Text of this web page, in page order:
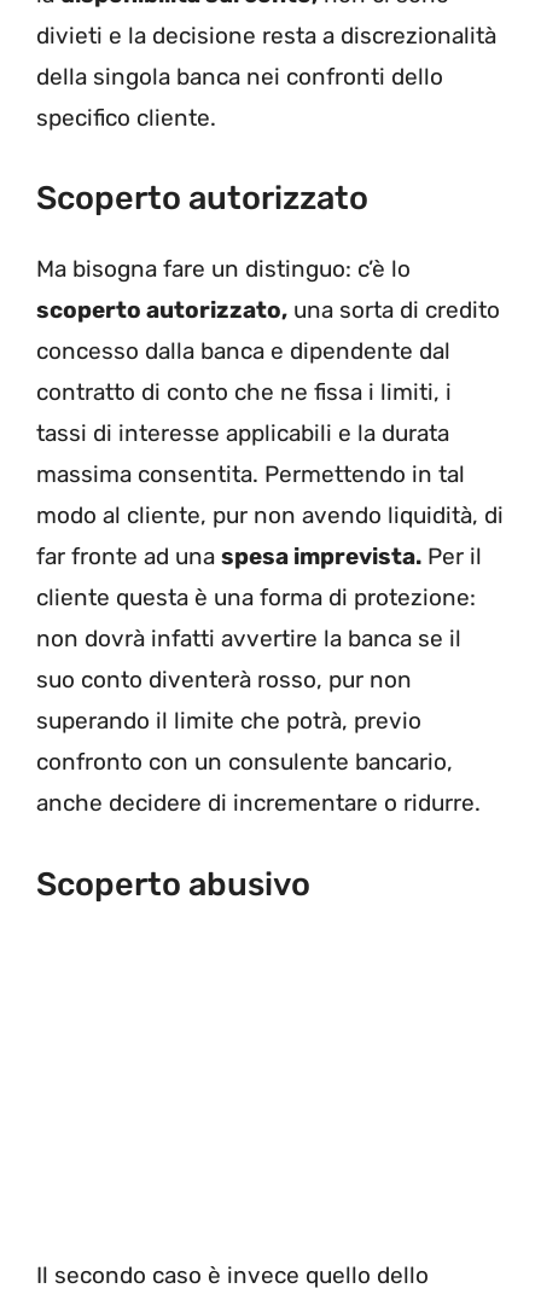
divieti e la decisione resta a discrezionalità
della singola banca nei confronti dello
specifico cliente.
Scoperto autorizzato
Ma bisogna fare un distinguo: c’è lo
scoperto autorizzato, una sorta di credito
concesso dalla banca e dipendente dal
contratto di conto che ne fissa i limiti, i
tassi di interesse applicabili e la durata
massima consentita. Permettendo in tal
modo al cliente, pur non avendo liquidità, di
far fronte ad una spesa imprevista. Per il
cliente questa è una forma di protezione:
non dovrà infatti avvertire la banca se il
suo conto diventerà rosso, pur non
superando il limite che potrà, previo
confronto con un consulente bancario,
anche decidere di incrementare o ridurre.
Scoperto abusivo
Il secondo caso è invece quello dello